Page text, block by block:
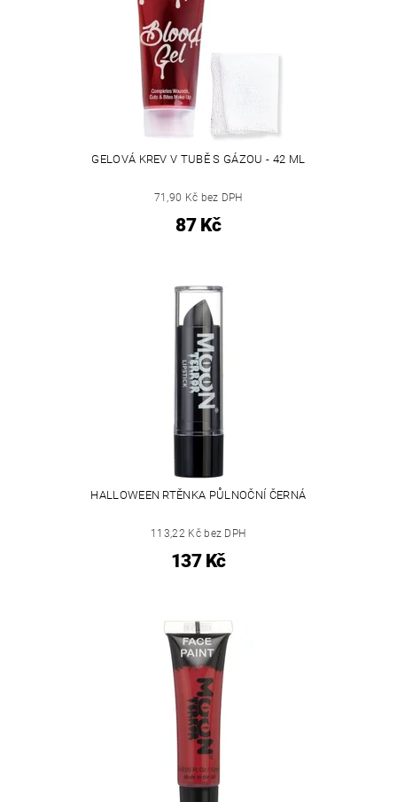
GELOVÁ KREV V TUBĚ S GÁZOU - 42 ML
71,90 Kč bez DPH
87 Kč
HALLOWEEN RTĚNKA PŮLNOČNÍ ČERNÁ
113,22 Kč bez DPH
137 Kč